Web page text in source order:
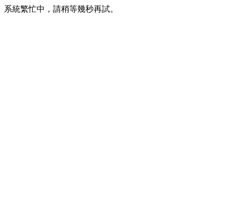
系統繁忙中，請稍等幾秒再試。